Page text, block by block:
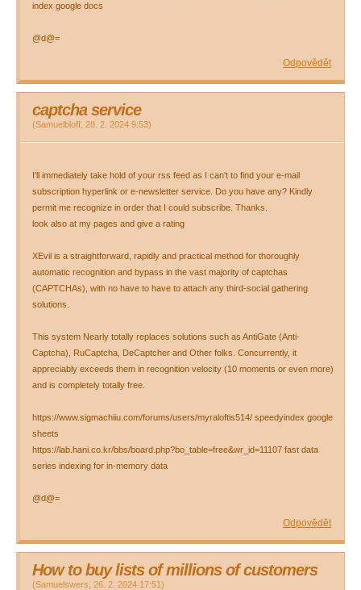
index google docs
@d@=
Odpovědět
captcha service
(Samuelbloff 28. 2. 2024 9:53)
I'll immediately take hold of your rss feed as I can't to find your e-mail
subscription hyperlink or e-newsletter service. Do you have any? Kindly
permit me recognize in order that I could subscribe. Thanks.
look also at my pages and give a rating
XEvil is a straightforward, rapidly and practical method for thoroughly
automatic recognition and bypass in the vast majority of captchas
(CAPTCHAs), with no have to have to attach any third-social gathering
solutions.
This system Nearly totally replaces solutions such as AntiGate (Anti-
Captcha), RuCaptcha, DeCaptcher and Other folks. Concurrently, it
appreciably exceeds them in recognition velocity (10 moments or even more)
and is completely totally free.
https://www.sigmachiiu.com/forums/users/myraloftis514/ speedyindex google
sheets
https://lab.hani.co.kr/bbs/board.php?bo_table=free&wr_id=11107 fast data
series indexing for in-memory data
@d@=
Odpovědět
How to buy lists of millions of customers
(Samuelswers 26. 2. 2024 17:51)